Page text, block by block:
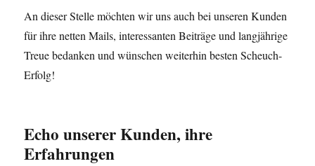
An dieser Stelle möchten wir uns auch bei unseren Kunden
für ihre netten Mails, interessanten Beiträge und langjährige
Treue bedanken und wünschen weiterhin besten Scheuch-
Erfolg!
Echo unserer Kunden, ihre
Erfahrungen